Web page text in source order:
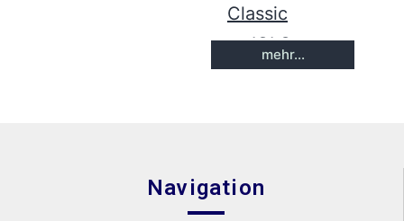
Classic
IGLO
Energy
IGLO
mehr...
Navigation